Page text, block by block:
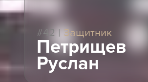
#42 | Защитник
Петрищев
Руслан